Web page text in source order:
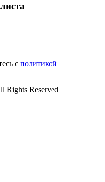
с политикой
Rights Reserved